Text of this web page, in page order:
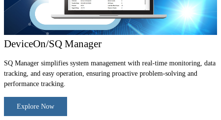
DeviceOn/SQ Manager
SQ Manager simplifies system management with real-time monitoring, data
tracking, and easy operation, ensuring proactive problem-solving and
performance tracking.
Explore Now